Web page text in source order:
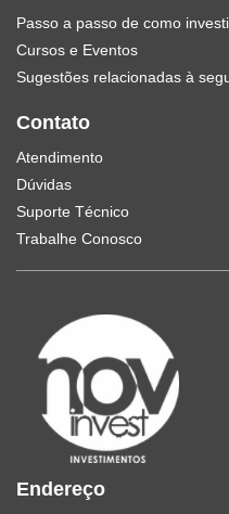
Passo a passo de como
Cursos e Eventos
Sugestões relacionadas à
Contato
Atendimento
Dúvidas
Suporte Técnico
Trabalhe Conosco
Endereço